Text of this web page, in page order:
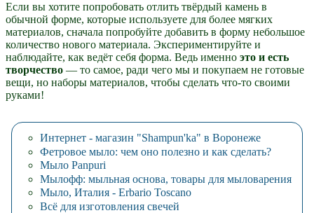
Если вы хотите попробовать отлить твёрдый камень в
обычной форме, которые используете для более мягких
материалов, сначала попробуйте добавить в форму небольшое
количество нового материала. Экспериментируйте и
наблюдайте, как ведёт себя форма. Ведь именно это и есть
творчество — то самое, ради чего мы и покупаем не готовые
вещи, но наборы материалов, чтобы сделать что-то своими
руками!
Интернет - магазин "Shampun'ka" в Воронеже
Фетровое мыло: чем оно полезно и как сделать?
Мыло Panpuri
Мылофф: мыльная основа, товары для мыловарения
Мыло, Италия - Erbario Toscano
Всё для изготовления свечей